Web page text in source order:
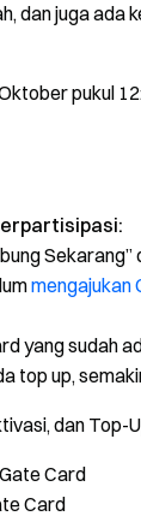
dan juga
pukul
mengajukan
yang sudah
top up,
dan Top-
Gate Card
Card